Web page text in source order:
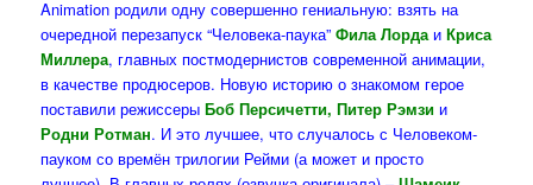
Animation родили одну совершенно гениальную: взять на
очередной перезапуск “Человека-паука”Фила Лорда иКриса
Миллера, главных постмодернистов современной анимации,
в качестве продюсеров. Новую историю о знакомом герое
поставили режиссерыБоб Персичетти, Питер Рэмзи и
Родни Ротман. И это лучшее, что случалось с Человеком-
пауком со времён трилогии Рейми (а может и просто